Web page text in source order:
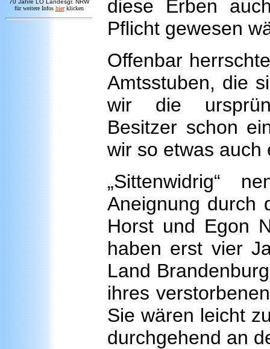
70 Jahre LO Landesgr. NRW
für weitere Infos hier klicken
diese Erben
Pflicht gewesen
Offenbar
Amtsstuben, die
wir die
Besitzer schon
wir so etwas auch
„Sittenwidrig“
Aneignung durch
Horst und Egon
haben erst vier
Land
ihres
Sie wären leicht
durchgehend an